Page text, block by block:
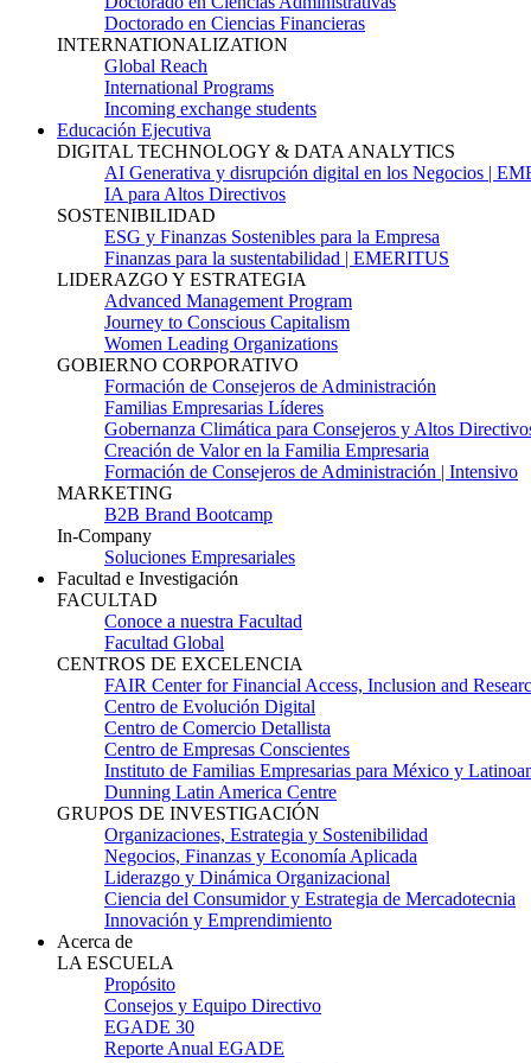
Doctorado en Ciencias Financieras
INTERNATIONALIZATION
Global Reach
International Programs
Incoming exchange students
Educación Ejecutiva
DIGITAL TECHNOLOGY & DATA ANALYTICS
AI Generativa y disrupción digital en los Negocios |
IA para Altos Directivos
SOSTENIBILIDAD
ESG y Finanzas Sostenibles para la Empresa
Finanzas para la sustentabilidad | EMERITUS
LIDERAZGO Y ESTRATEGIA
Advanced Management Program
Journey to Conscious Capitalism
Women Leading Organizations
GOBIERNO CORPORATIVO
Formación de Consejeros de Administración
Familias Empresarias Líderes
Gobernanza Climática para Consejeros y Altos
Creación de Valor en la Familia Empresaria
Formación de Consejeros de Administración | Intensivo
MARKETING
B2B Brand Bootcamp
In-Company
Soluciones Empresariales
Facultad e Investigación
FACULTAD
Conoce a nuestra Facultad
Facultad Global
CENTROS DE EXCELENCIA
FAIR Center for Financial Access, Inclusion and
Centro de Evolución Digital
Centro de Comercio Detallista
Centro de Empresas Conscientes
Instituto de Familias Empresarias para México y
Dunning Latin America Centre
GRUPOS DE INVESTIGACIÓN
Organizaciones, Estrategia y Sostenibilidad
Negocios, Finanzas y Economía Aplicada
Liderazgo y Dinámica Organizacional
Ciencia del Consumidor y Estrategia de Mercadotecnia
Innovación y Emprendimiento
Acerca de
LA ESCUELA
Propósito
Consejos y Equipo Directivo
EGADE 30
Reporte Anual EGADE